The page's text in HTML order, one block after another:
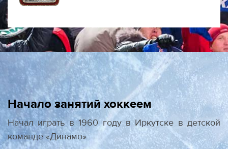
Начало занятий хоккеем
Начал играть в 1960 году в Иркутске в детской
команде «Динамо»